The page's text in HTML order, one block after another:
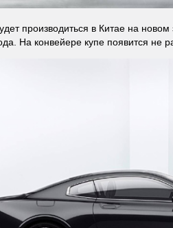
производиться в Китае на
На конвейере купе появится не